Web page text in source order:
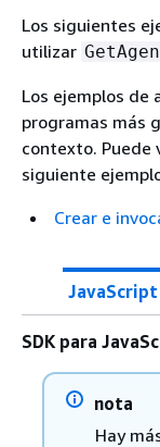
Los siguientes
utilizar
Los ejemplos de
programas más
contexto. Puede
siguiente
Crear e
JavaScript
SDK para
nota
Hay